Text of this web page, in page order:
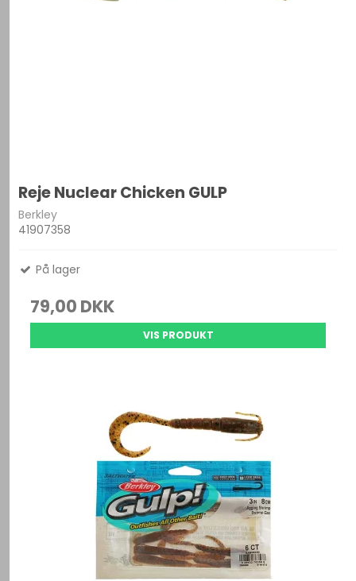
Reje Nuclear Chicken GULP
Berkley
41907358
På lager
79,00 DKK
VIS PRODUKT